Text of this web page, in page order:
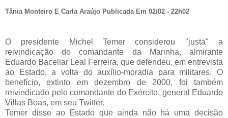
Tânia Monteiro E Carla Araújo Publicada Em 02/02 - 22h02
O presidente Michel Temer considerou "justa" a
reivindicação do comandante da Marinha, almirante
Eduardo Bacellar Leal Ferreira, que defendeu, em entrevista
ao Estado, a volta do auxílio-moradia para militares. O
benefício, extinto em dezembro de 2000, foi também
reivindicado pelo comandante do Exército, general Eduardo
Villas Boas, em seu Twitter.
Temer disse ao Estado que ainda não há uma decisão